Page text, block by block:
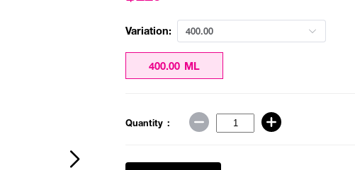
Variation: 400.00
400.00 ML
Quantity :